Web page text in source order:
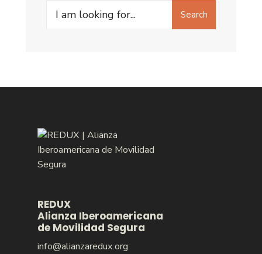
Search
Search
REDUX
Alianza Iberoamericana
de Movilidad Segura
info@alianzaredux.org